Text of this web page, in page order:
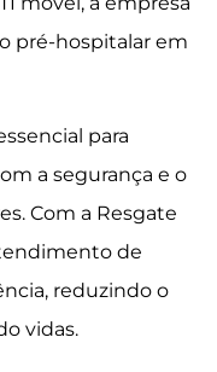
pré-hospitalar em
para
a segurança e o
Com a Resgate
de
reduzindo o
vidas.